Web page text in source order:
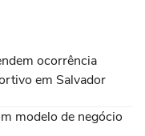
ocorrência
em Salvador
modelo de negócio